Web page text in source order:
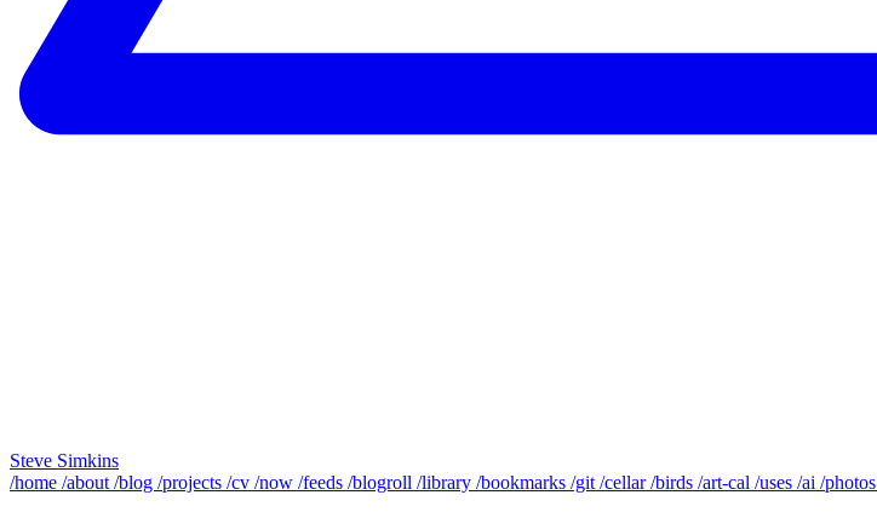
Steve Simkins
/home /about /blog /projects /cv /now /feeds /blogroll /library /bookmarks /git /cellar/birds /art-cal /uses /ai /photos